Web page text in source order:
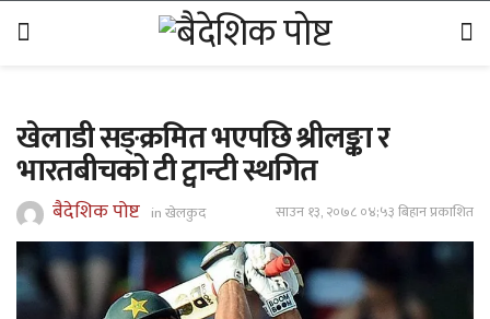
खेलाडी सङ्क्रमित भएपछि श्रीलङ्का र
भारतबीचको टी ट्वान्टी स्थगित
बैदेशिक पोष्ट inखेलकुद साउन १३, २०७८ ०४;५३ बिहान प्रकाशित